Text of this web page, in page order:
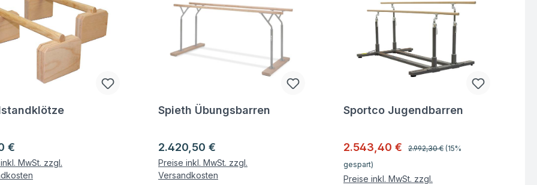
zum Artikel
Preis:
€
MwSt. zzgl.
Fragen zum Artikel
Spieth Übungsbarren
Regulärer Preis:
2.420,50 €
Preise inkl. MwSt. zzgl.
Versandkosten
Fragen zum Artikel
Sportco Jugendbarren
Verkaufspreis:
2.543,40 € Regulärer Preis:
2.992,30 € (15%
gespart)
Preise inkl. MwSt. zzgl.